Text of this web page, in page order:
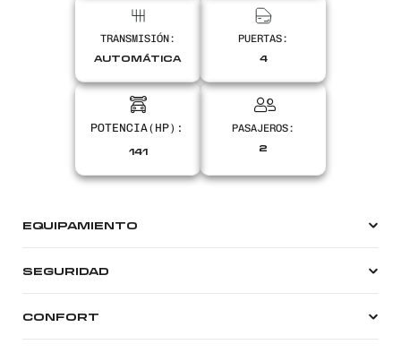
TRANSMISIÓN:
AUTOMÁTICA
PUERTAS:
4
141
PASAJEROS:
2
EQUIPAMIENTO
SEGURIDAD
CONFORT